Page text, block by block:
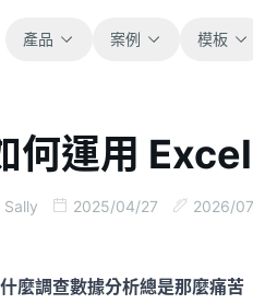
產品 案例 模板
全部 部落格
何運用
Sally 2025/04/27 2026/
麼調查數據分析總是那麼痛苦